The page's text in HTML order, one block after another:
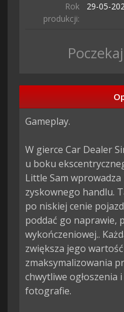
Rok
produkcji:
29-05-
Poczekaj
Gameplay.
W gierce Car Dealer
u boku
Little Sam
zyskownego handlu.
po niskiej cenie
poddać go naprawie,
wykończeniowej..
zwiększa jego
zmaksymalizowania
chwytliwe ogłoszenia
fotografie.